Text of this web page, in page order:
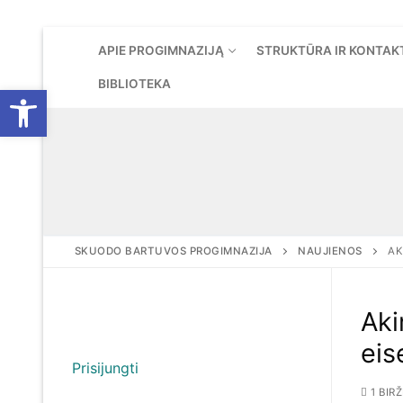
Open toolbar
APIE PROGIMNAZIJĄ STRUKTŪRA IR
BIBLIOTEKA
SKUODO BARTUVOS PROGIMNAZIJA NAUJIENOS
1
Prisijungti